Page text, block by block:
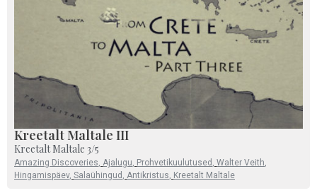
Kreetalt Maltale III
Kreetalt Maltale 3/5
Amazing Discoveries, Ajalugu, Prohvetikuulutused , Walter Veith,
Hingamispäev, Salaühingud , Antikristus, Kreetalt Maltale